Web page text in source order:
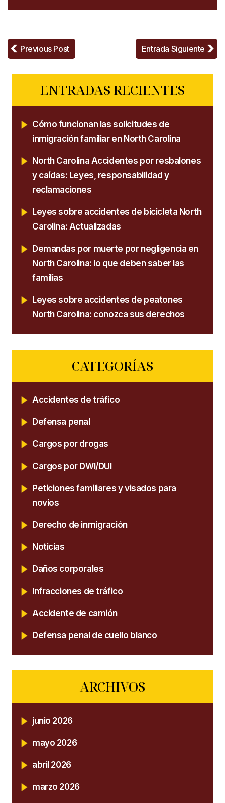
Previous Post Entrada Siguiente
ENTRADAS RECIENTES
Cómo funcionan las solicitudes de
inmigración familiar en North Carolina
North Carolina Accidentes por resbalones
y caídas: Leyes, responsabilidad y
reclamaciones
Leyes sobre accidentes de bicicleta North
Carolina: Actualizadas
Demandas por muerte por negligencia en
North Carolina: lo que deben saber las
familias
Leyes sobre accidentes de peatones
North Carolina: conozca sus derechos
CATEGORÍAS
Accidentes de tráfico
Defensa penal
Cargos por drogas
Cargos por DWI/DUI
Peticiones familiares y visados para
novios
Derecho de inmigración
Noticias
Daños corporales
Infracciones de tráfico
Accidente de camión
Defensa penal de cuello blanco
ARCHIVOS
junio 2026
mayo 2026
abril 2026
marzo 2026